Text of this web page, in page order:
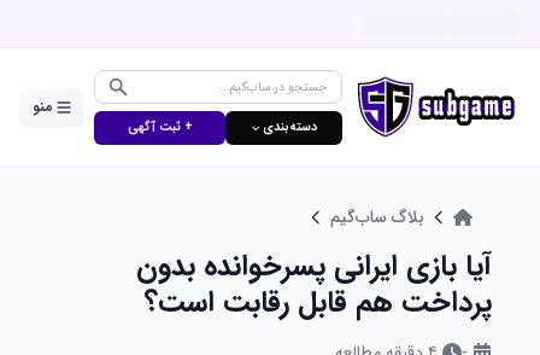
دسته‌بندی ⌵ + ثبت آگهی
منو
بلاگ ساب‌گیم
آیا بازی ایرانی پسرخوانده بدون
پرداخت هم قابل رقابت است؟